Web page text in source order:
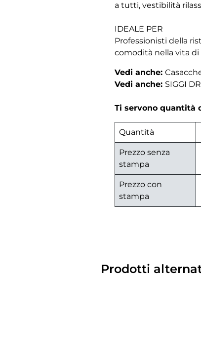
a tutti, vestibilità
IDEALE PER
Professionisti della
comodità nella vita
Vedi anche:
Vedi anche: SIGGI
Ti servono quantità
Quantità
Prezzo senza
stampa
Prezzo con
stampa
Prodotti